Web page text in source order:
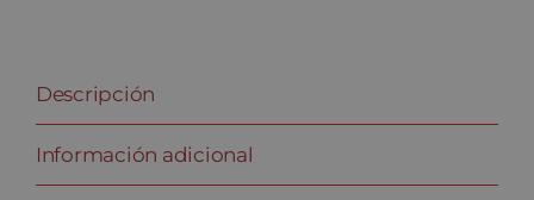
Descripción
Información adicional